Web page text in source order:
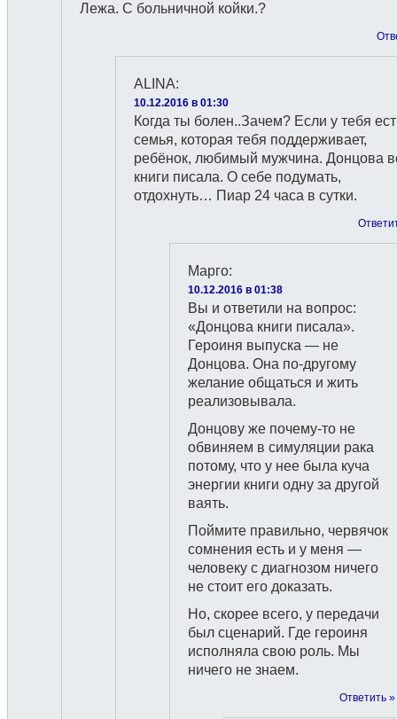
Лежа. С больничной койки.?
ALINA:
10.12.2016 в 01:30
Когда ты болен..Зачем? Если у тебя
семья, которая тебя поддерживает,
ребёнок, любимый мужчина. Донцова
книги писала. О себе подумать,
отдохнуть… Пиар 24 часа в сутки.
Марго:
10.12.2016 в 01:38
Вы и ответили на вопрос:
«Донцова книги писала».
Героиня выпуска — не
Донцова. Она по-другому
желание общаться и жить
реализовывала.
Донцову же почему-то не
обвиняем в симуляции рака
потому, что у нее была куча
энергии книги одну за другой
ваять.
Поймите правильно, червячок
сомнения есть и у меня —
человеку с диагнозом ничего
не стоит его доказать.
Но, скорее всего, у передачи
был сценарий. Где героиня
исполняла свою роль. Мы
ничего не знаем.
Ответить »